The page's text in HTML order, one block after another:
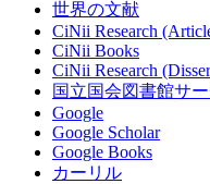
世界の文献
CiNii Research
CiNii Books
CiNii Research
国立国会図書館サ
Google
Google Scholar
Google Books
カーリル